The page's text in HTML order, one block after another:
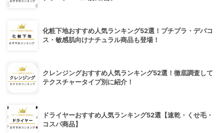
化粧下地おすすめ人気ランキング52選！プチプラ・デパコ
ス・敏感肌向けナチュラル商品も登場！
クレンジングおすすめ人気ランキング52選！徹底調査して
テクスチャータイプ別に紹介！
ドライヤーおすすめ人気ランキング52選【速乾・くせ毛・
コスパ商品】